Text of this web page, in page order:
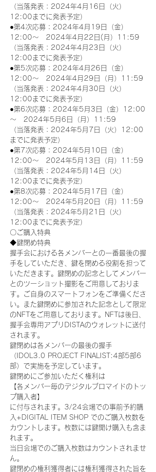
（当落発表：2024年4月16日（火）
12:00までに発表予定）
●第4次応募：2024年4月19日（金）
12:00～　2024年4月22日(月）11:59
（当落発表：2024年4月23日（火）
12:00までに発表予定）
●第5次応募：2024年4月26日（金）
12:00～　2024年4月29日（月）11:59
（当落発表：2024年4月30日（火）
12:00までに発表予定）
●第6次応募：2024年5月3日（金）12:00
～　2024年5月6日（月）11:59
（当落発表：2024年5月7日（火）12:00
までに発表予定）
●第7次応募：2024年5月10日（金）
12:00～　2024年5月13日（月）11:59
（当落発表：2024年5月14日（火）
12:00までに発表予定）
●第8次応募：2024年5月17日（金）
12:00～　2024年5月20日（月）11:59
（当落発表：2024年5月21日（火）
12:00までに発表予定）
〇ご購入特典
◆鍵閉め特典
握手会における各メンバーとの一番最後の握
手をしていただき、鍵を閉める役割を担って
いただきます。鍵閉めの記念としてメンバー
とのツーショット撮影をご用意しておりま
す。ご自身のスマートフォンをご準備くださ
い。また鍵閉めに参加された記念として限定
のNFTをご用意しております。NFTは後日、
握手会専用アプリDISTAのウォレットに送付
されます。
鍵閉めは各メンバーの最後の握手
（IDOL3.0 PROJECT FINALIST:4部5部6
部）で実施を予定しています。
鍵閉めにご参加いただく権利は
【各メンバー毎のデジタルブロマイドのトッ
プ購入者】
に付与されます。3/24会場での事前予約購
入+DIGITAL ITEM SHOP でのご購入枚数を
カウントします。枚数には鍵開け購入も含ま
れます。
当日会場でのご購入枚数はカウントされませ
ん。
鍵閉めの権利獲得者には権利獲得された旨を